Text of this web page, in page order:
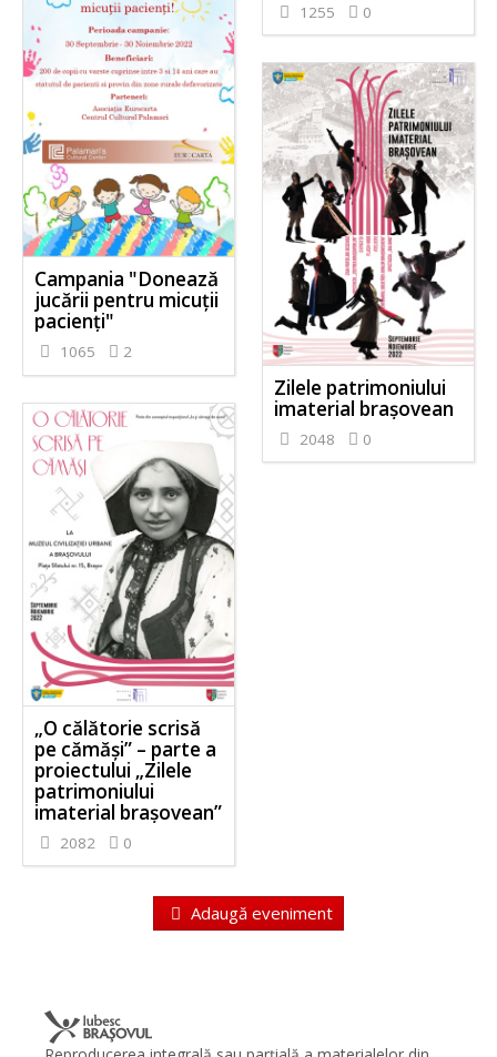
1255 0
Campania "Donează
jucării pentru micuții
pacienți"
1065 2
Zilele patrimoniului
imaterial brașovean
2048 0
„O călătorie scrisă
pe cămăși” – parte a
proiectului „Zilele
patrimoniului
imaterial brașovean”
2082 0
Adaugă eveniment